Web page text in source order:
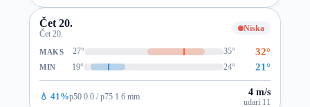
Čet 20.
Čet 20.
Niska
MAKS 27° 35° 32°
MIN 19° 24° 21°
💧 41%p50 0.0 / p75 1.6 mm 4 m/s
udari 11